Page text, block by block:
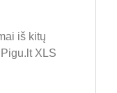
iš kitų
XLS